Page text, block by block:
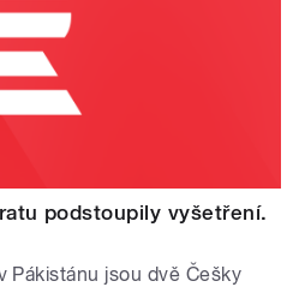
podstoupily vyšetření.
Pákistánu jsou dvě Češky